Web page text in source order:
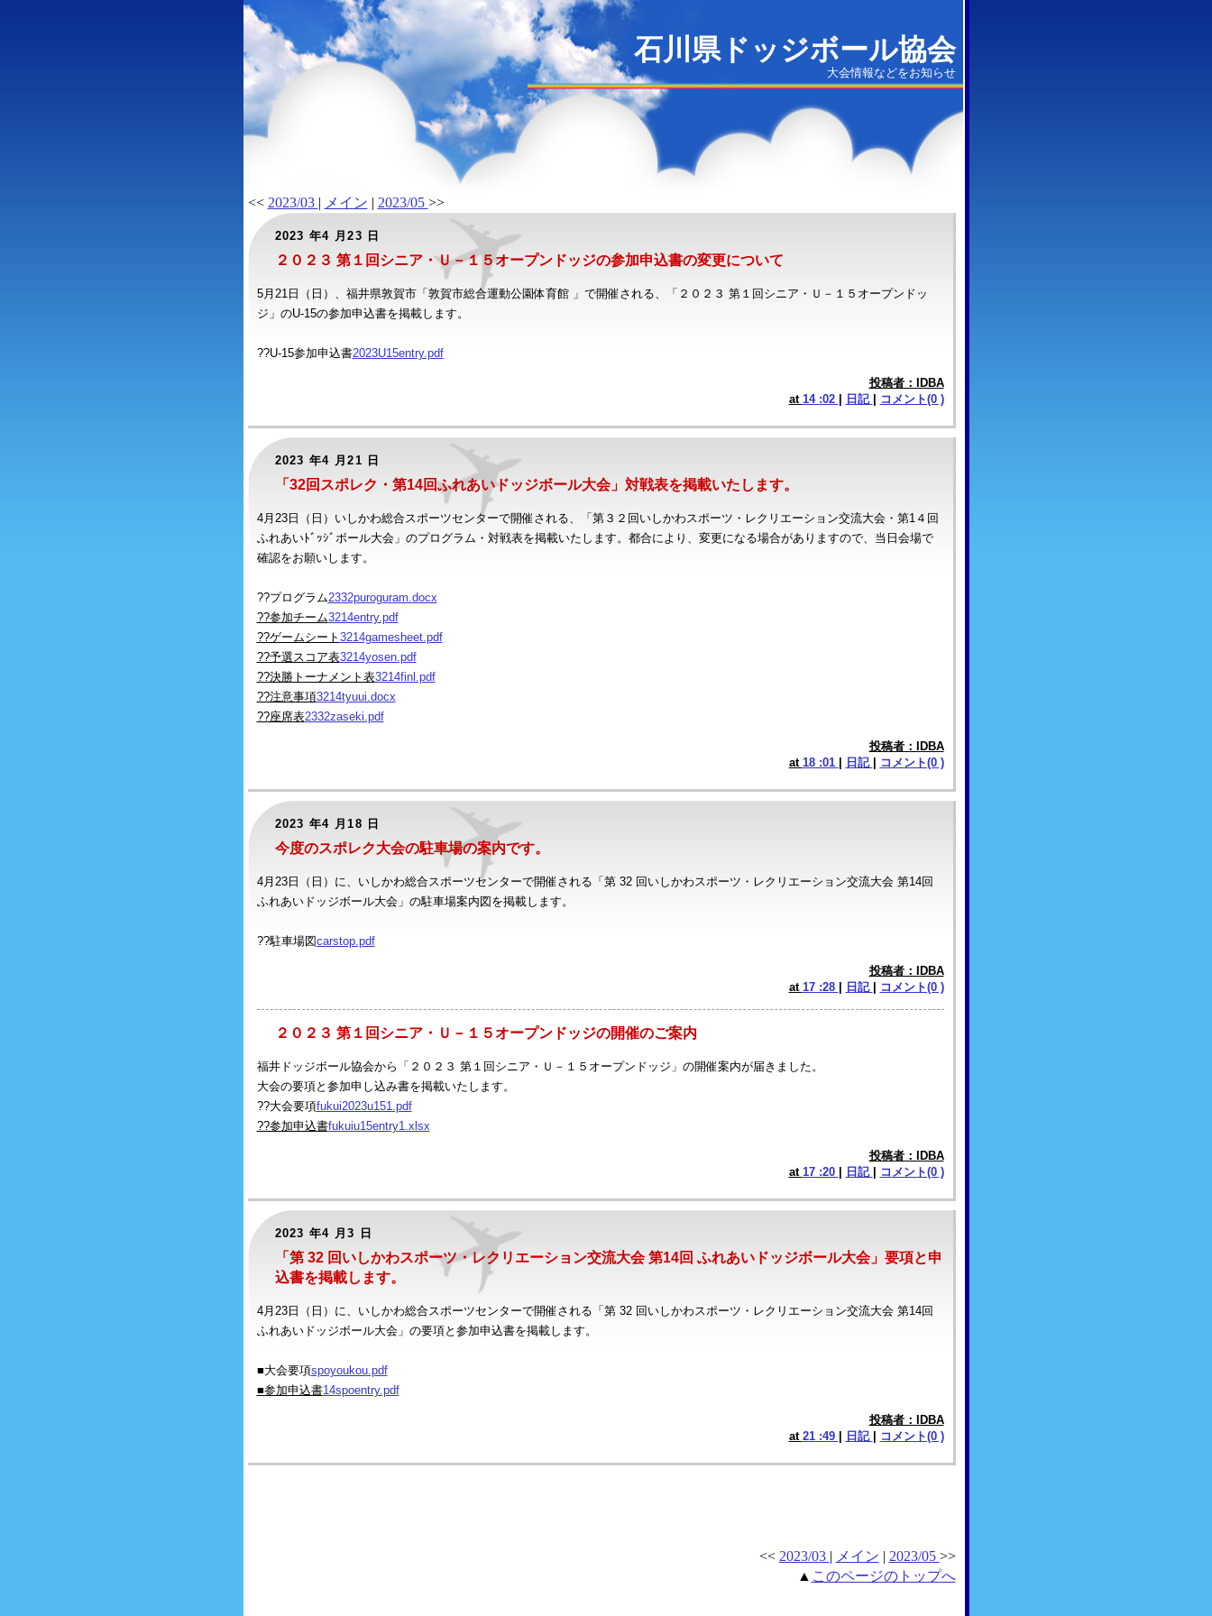
石川県ドッジボール協会
大会情報などをお知らせ
<< 2023/03 | メイン | 2023/05 >>
2023 年4 月23 日
２０２３ 第１回シニア・Ｕ－１５オープンドッジの参加申込書の変更について
5月21日（日）、福井県敦賀市「敦賀市総合運動公園体育館 」で開催される、「２０２３ 第１回シニア・Ｕ－１５オープンドッ
ジ」のU-15の参加申込書を掲載します。
??U-15参加申込書2023U15entry.pdf
投稿者：IDBA
at 14 :02 日記 コメント(0 )
2023 年4 月21 日
「32回スポレク・第14回ふれあいドッジボール大会」対戦表を掲載いたします。
4月23日（日）いしかわ総合スポーツセンターで開催される、「第３２回いしかわスポーツ・レクリエーション交流大会・第1４回
ふれあいﾄﾞｯｼﾞボール大会」のプログラム・対戦表を掲載いたします。都合により、変更になる場合がありますので、当日会場で
確認をお願いします。
??プログラム2332puroguram.docx
??参加チーム3214entry.pdf
??ゲームシート 3214gamesheet.pdf
??予選スコア表3214yosen.pdf
??決勝トーナメント表3214finl.pdf
??注意事項3214tyuui.docx
??座席表2332zaseki.pdf
投稿者：IDBA
at 18 :01 日記 コメント(0 )
2023 年4 月18 日
今度のスポレク大会の駐車場の案内です。
4月23日（日）に、いしかわ総合スポーツセンターで開催される「第 32 回いしかわスポーツ・レクリエーション交流大会 第14回
ふれあいドッジボール大会」の駐車場案内図を掲載します。
??駐車場図carstop.pdf
投稿者：IDBA
at 17 :28 日記 コメント(0 )
２０２３ 第１回シニア・Ｕ－１５オープンドッジの開催のご案内
福井ドッジボール協会から「２０２３ 第１回シニア・Ｕ－１５オープンドッジ」の開催案内が届きました。
大会の要項と参加申し込み書を掲載いたします。
??大会要項fukui2023u151.pdf
??参加申込書fukuiu15entry1.xlsx
投稿者：IDBA
at 17 :20 日記 コメント(0 )
2023 年4 月3 日
「第 32 回いしかわスポーツ・レクリエーション交流大会 第14回 ふれあいドッジボール大会」要項と申
込書を掲載します。
4月23日（日）に、いしかわ総合スポーツセンターで開催される「第 32 回いしかわスポーツ・レクリエーション交流大会 第14回
ふれあいドッジボール大会」の要項と参加申込書を掲載します。
■大会要項spoyoukou.pdf
■参加申込書14spoentry.pdf
投稿者：IDBA
at 21 :49 日記 コメント(0 )
<< 2023/03 | メイン | 2023/05 >>
▲ このページのトップへ